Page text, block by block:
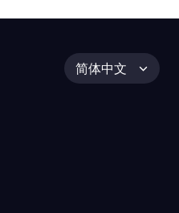
简体中文